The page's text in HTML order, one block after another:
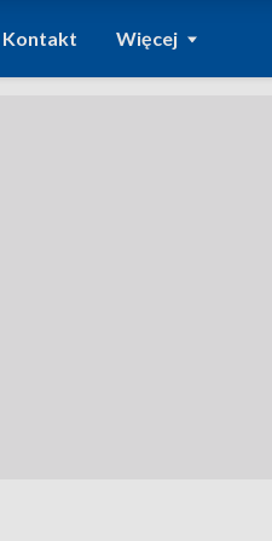
Kontakt Więcej